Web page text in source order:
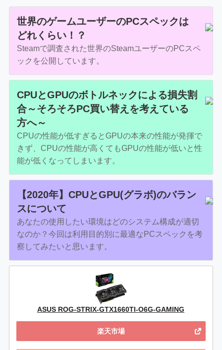
世界のゲームユーザーのPCスペックは
どれくらい！？
Steamで調査された世界のSteamユーザーのPCスペ
ックを公開しています。
CPUとGPUのボトルネックによる損失割
合～そろそろPC買い替えを考えている
方へ～
CPUの性能が低すぎるとGPUの本来の性能が発揮で
きず、CPUの性能が高くてもGPUの性能が低いと性
能が低くなってしまいます。
【2020年】CPUとGPU(グラボ)のバラン
スについて
あなたの使用したい環境はどのシステム構成が適切
なのか？今回は利用目的別に最適なPCスペックを考
察してみたいと思います。
ASUS ROG-STRIX-GTX1660TI-O6G-GAMING
楽天市場